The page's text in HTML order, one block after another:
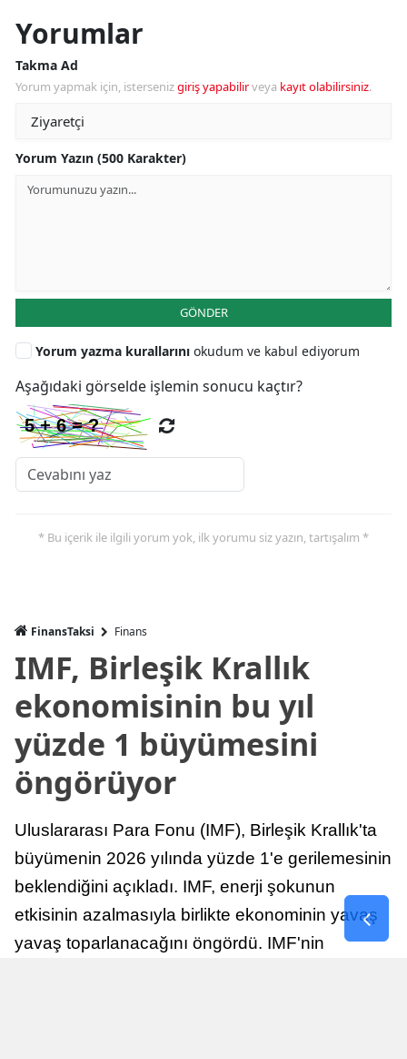
Yorumlar
Takma Ad
Yorum yapmak için, istersenizgiriş yapabilirveya kayıt olabilirsiniz.
Yorum Yazın (500 Karakter)
GÖNDER
Yorum yazma kurallarını okudum ve kabul ediyorum
Aşağıdaki görselde işlemin sonucu kaçtır?
* Bu içerik ile ilgili yorum yok, ilk yorumu siz yazın, tartışalım *
FinansTaksi Finans
IMF, Birleşik Krallık
ekonomisinin bu yıl
yüzde 1 büyümesini
öngörüyor
Uluslararası Para Fonu (IMF), Birleşik Krallık'ta
büyümenin 2026 yılında yüzde 1'e gerilemesinin
beklendiğini açıkladı. IMF, enerji şokunun
etkisinin azalmasıyla birlikte ekonominin yavaş
yavaş toparlanacağını öngördü. IMF'nin